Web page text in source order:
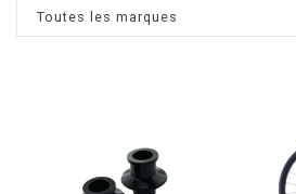
Toutes les marques